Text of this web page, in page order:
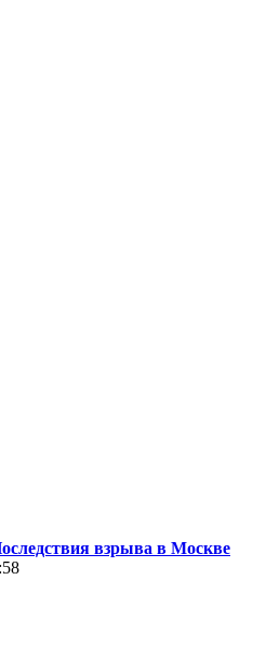
взрыва в Москве